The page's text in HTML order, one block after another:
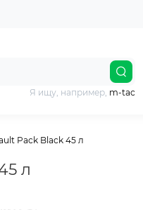
Я ищу, например, m-tac
Pack Black 45 л
л